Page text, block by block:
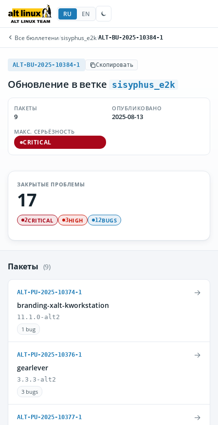
RU EN
Все бюллетени/sisyphus_e2k/ALT-BU-2025-10384-1
ALT-BU-2025-10384-1 Скопировать
Обновление в ветке sisyphus_e2k
ПАКЕТЫ
9
ОПУБЛИКОВАНО
2025-08-13
МАКС. СЕРЬЁЗНОСТЬ
CRITICAL
ЗАКРЫТЫЕ ПРОБЛЕМЫ
17
2CRITICAL 3HIGH 12BUGS
Пакеты (9)
ALT-PU-2025-10374-1
branding-xalt-kworkstation
11.1.0-alt2
1 bug
→
ALT-PU-2025-10376-1
gearlever
3.3.3-alt2
3 bugs
→
ALT-PU-2025-10377-1 →